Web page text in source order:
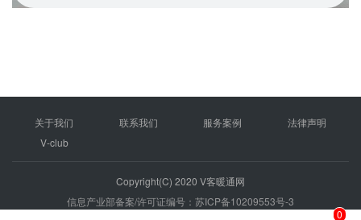
0
关于我们 联系我们 服务案例
法律声明
V-club
Copyright(C) 2020 V客暖通网
信息产业部备案/许可证编号：苏ICP备10209553号-3